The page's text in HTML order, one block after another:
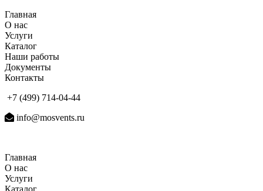
Главная
О нас
Услуги
Каталог
Наши работы
Документы
Контакты
+7 (499) 714-04-44
info@mosvents.ru
Главная
О нас
Услуги
Каталог